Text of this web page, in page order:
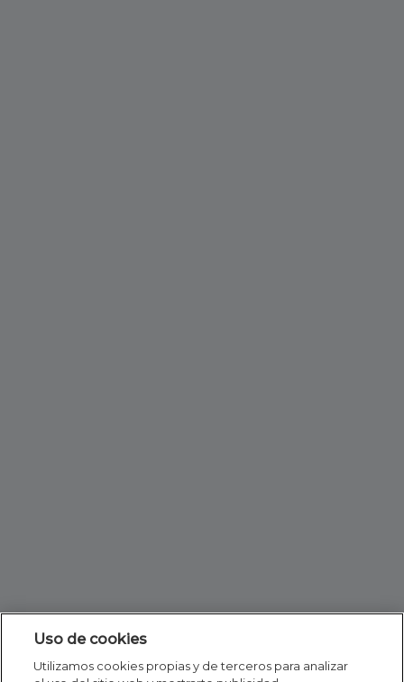
Uso de cookies
Utilizamos cookies propias y de terceros para analizar